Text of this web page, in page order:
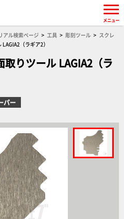
アル検索ページ 工具 彫刻ツール
スクレ
（ラギア2）
りツール LAGIA2（ラ
パー
メニュー